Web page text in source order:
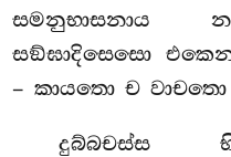
සමනුභාසනාය
සඞ්ඝාදිසෙසො
– කායතො ච
දුබ්බචස්ස